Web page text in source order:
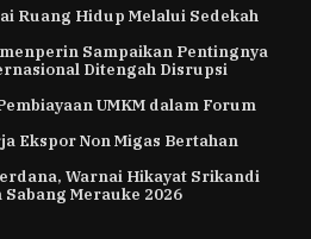
Ruang Hidup Melalui Sedekah
Sampaikan Pentingnya
Ditengah Disrupsi
UMKM dalam Forum
Ekspor Non Migas Bertahan
Warnai Hikayat Srikandi
Merauke 2026